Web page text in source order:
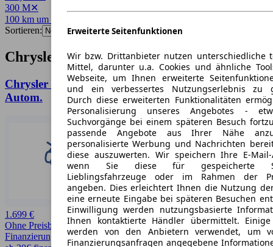
300 M✕
100 km um 20099
Sortieren:
Chrysler 300 M Angebote in Hamburg
Chrysler 300 M 300 M 3.5 Schiebedach Leder
Autom.
1.699 €
Ohne Preisbewertung
Finanzierung möglich
Erweiterte Seitenfunktionen
Wir bzw. Drittanbieter nutzen unterschiedliche
Mittel, darunter u.a. Cookies und ähnliche
Webseite, um Ihnen erweiterte
und ein verbessertes Nutzungserlebnis zu
Durch diese erweiterten Funktionalitäten
Personalisierung unseres Angebotes -
Suchvorgänge bei einem späteren Besuch
passende Angebote aus Ihrer Nähe
personalisierte Werbung und Nachrichten
diese auszuwerten. Wir speichern Ihre E-Mail-
wenn Sie diese für gespeicherte
Lieblingsfahrzeuge oder im Rahmen der
angeben. Dies erleichtert Ihnen die Nutzung
eine erneute Eingabe bei späteren Besuchen
Einwilligung werden nutzungsbasierte
Ihnen kontaktierte Händler übermittelt. Einige
werden von den Anbietern verwendet, um
Finanzierungsanfragen angegebene